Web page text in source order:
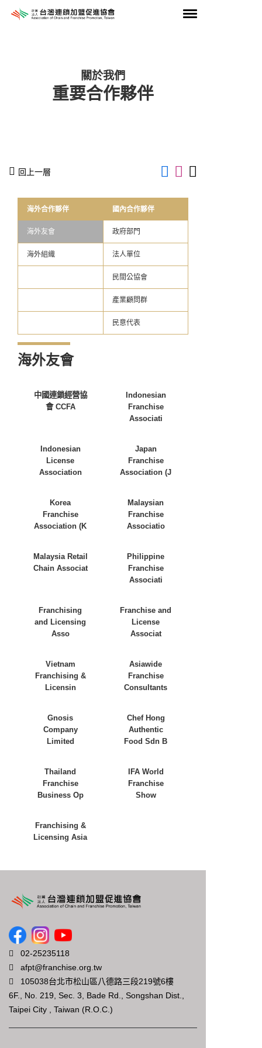
關於我們
重要合作夥伴
回上一層
海外合作夥伴 國內合作夥伴
海外友會 政府部門
海外組織 法人單位
民間公協會
產業顧問群
民意代表
海外友會
中國連鎖經營協
會 CCFA
Indonesian
Franchise
Associati
Indonesian
License
Association
Japan
Franchise
Association (J
Korea
Franchise
Association (K
Malaysian
Franchise
Associatio
Malaysia Retail
Chain Associat
Philippine
Franchise
Associati
Franchising
and Licensing
Asso
Franchise and
License
Associat
Vietnam
Franchising &
Licensin
Asiawide
Franchise
Consultants
Gnosis
Company
Limited
Chef Hong
Authentic
Food Sdn B
Thailand
Franchise
Business Op
IFA World
Franchise
Show
Franchising &
Licensing Asia
02-25235118
afpt@franchise.org.tw
105038台北市松山區八德路三段219號6樓
6F., No. 219, Sec. 3, Bade Rd., Songshan Dist.,
Taipei City , Taiwan (R.O.C.)